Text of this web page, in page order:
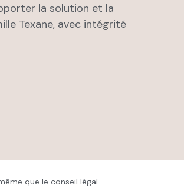
la solution et la
Texane, avec intégrité
que le conseil légal.